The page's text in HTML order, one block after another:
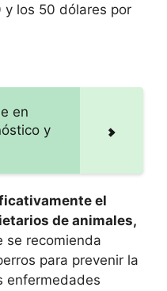
y los 50 dólares por
en
y
el
de animales,
se recomienda
para prevenir la
enfermedades